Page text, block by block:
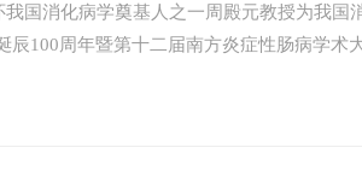
我国消化病学奠基人之一周殿元教授为我国
辰100周年暨第十二届南方炎症性肠病学术